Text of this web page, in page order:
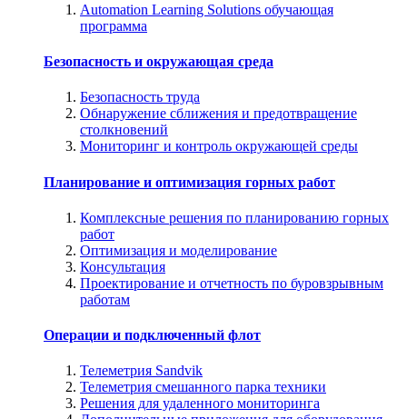
Automation Learning Solutions обучающая
программа
Безопасность и окружающая среда
Безопасность труда
Обнаружение сближения и предотвращение
столкновений
Мониторинг и контроль окружающей среды
Планирование и оптимизация горных работ
Комплексные решения по планированию горных
работ
Оптимизация и моделирование
Консультация
Проектирование и отчетность по буровзрывным
работам
Операции и подключенный флот
Телеметрия Sandvik
Телеметрия смешанного парка техники
Решения для удаленного мониторинга